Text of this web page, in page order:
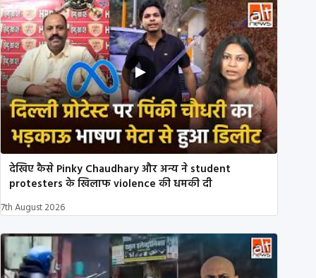
देखिए कैसे Pinky Chaudhary और अन्य ने student
protesters के खिलाफ violence की धमकी दी
7th August 2026